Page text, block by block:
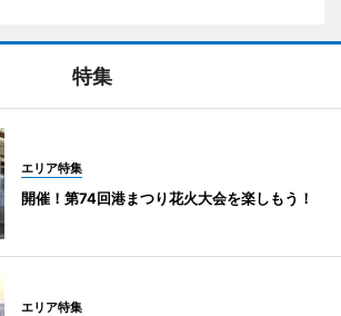
特集
エリア特集
開催！第74回港まつり花火大会を楽しもう！
エリア特集